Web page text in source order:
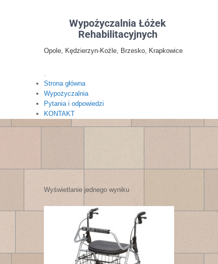
Wypożyczalnia Łóżek
Rehabilitacyjnych
Opole, Kędzierzyn-Koźle, Brzesko, Krapkowice
Strona główna
Wypożyczalnia
Pytania i odpowiedzi
KONTAKT
Wyświetlanie jednego wyniku